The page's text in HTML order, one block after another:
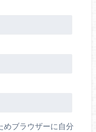
めブラウザーに自分